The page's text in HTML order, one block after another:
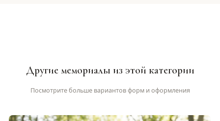
Другие мемориалы из этой категории
Посмотрите больше вариантов форм и оформления